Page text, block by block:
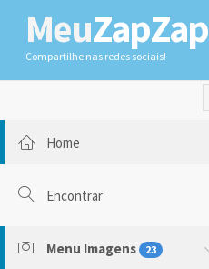
MeuZapZap
Compartilhe nas redes sociais!
Home
Encontrar
Menu Imagens 23